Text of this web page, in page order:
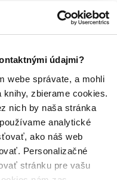
údajmi?
webe správate, a mohli
zbierame cookies.
nich by naša stránka
analytické
ako náš web
Personalizačné
stránku pre vašu